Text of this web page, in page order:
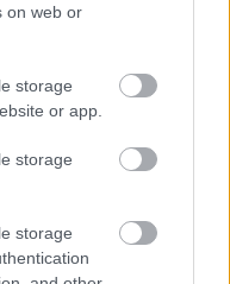
on web or
storage
or app.
storage
storage